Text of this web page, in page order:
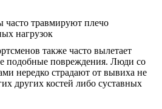
также часто вылетает
подобные повреждения. Люди со
нередко страдают от вывиха не
других костей либо суставных